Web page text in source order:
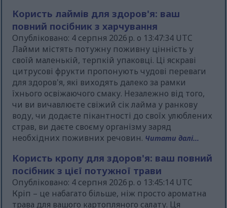
Користь лаймів для здоров'я: ваш
повний посібник з харчування
Опубліковано: 4 серпня 2026 р. о 13:47:34 UTC
Лайми містять потужну поживну цінність у
своїй маленькій, терпкій упаковці. Ці яскраві
цитрусові фрукти пропонують чудові переваги
для здоров'я, які виходять далеко за рамки
їхнього освіжаючого смаку. Незалежно від того,
чи ви вичавлюєте свіжий сік лайма у ранкову
воду, чи додаєте пікантності до своїх улюблених
страв, ви даєте своєму організму заряд
необхідних поживних речовин. Читати далі...
Користь кропу для здоров'я: ваш повний
посібник з цієї потужної трави
Опубліковано: 4 серпня 2026 р. о 13:45:14 UTC
Кріп – це набагато більше, ніж просто ароматна
трава для вашого картопляного салату. Ця